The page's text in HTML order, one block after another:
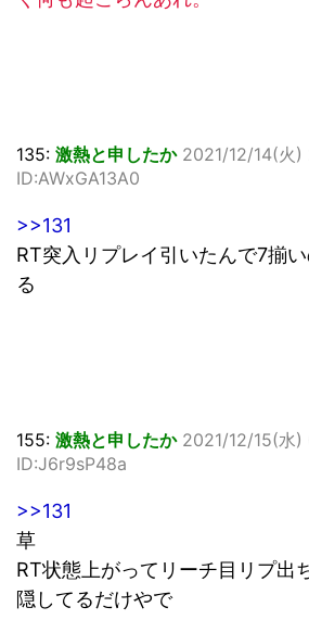
135: 激熱と申したか 2021/12/14(火
ID:AWxGA13A0
>>131
RT突入リプレイ引いたんで7揃
る
155: 激熱と申したか 2021/12/15(水
ID:J6r9sP48a
>>131
草
RT状態上がってリーチ目リプ出
隠してるだけやで